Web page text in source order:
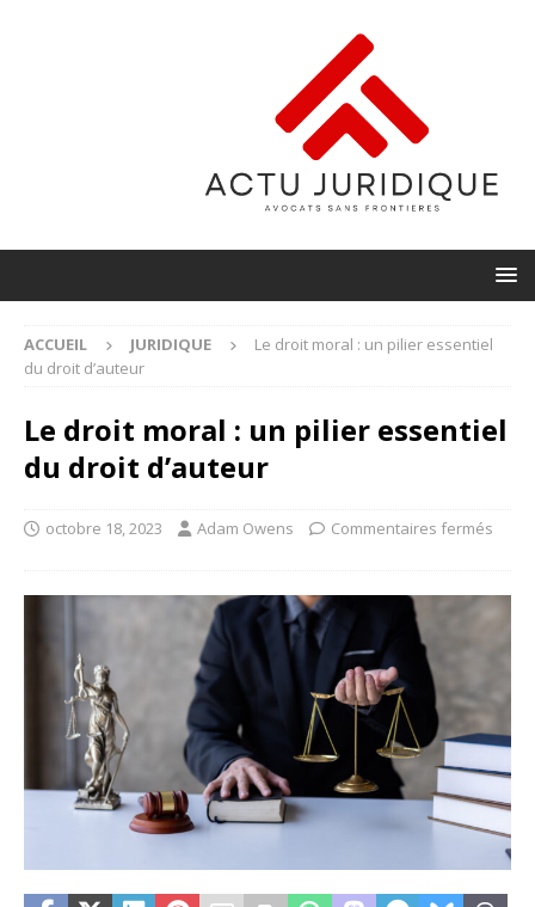
ACCUEIL JURIDIQUE
Le droit moral : un pilier essentiel
du droit d’auteur
Le droit moral : un pilier essentiel
du droit d’auteur
octobre 18, 2023 Adam Owens Commentaires fermés